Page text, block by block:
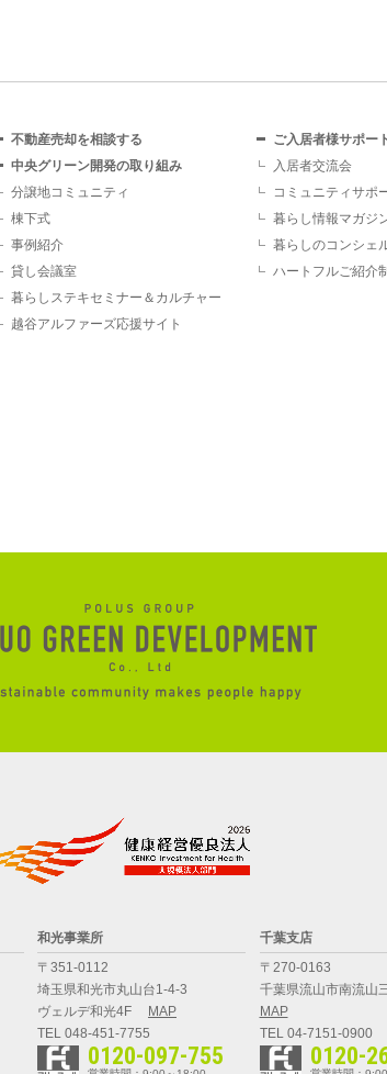
不動産売却を相談する
中央グリーン開発の取り組み
分譲地コミュニティ
棟下式
事例紹介
貸し会議室
暮らしステキセミナー＆カルチャー
越谷アルファーズ応援サイト
ご入居者様サポー
入居者交流会
コミュニティサポ
暮らし情報マガジ
暮らしのコンシェ
ハートフルご紹介
和光事業所
〒351-0112
埼玉県和光市丸山台1-4-3
ヴェルデ和光4F
MAP
TEL 048-451-7755
0120-097-755
千葉支店
〒270-0163
千葉県流山市南流山
MAP
TEL 04-7151-0900
0120-